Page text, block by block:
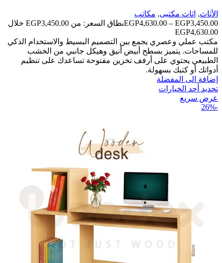
الأثاث, اثاث مكتبى, مكاتب
EGP3,450.00
–
EGP4,630.00
نطاق السعر: من ⁦EGP3,450.00⁩ خلال
مكتب عملي وعصري يجمع بين التصميم البسيط والاستخدام الذكي
للمساحات. يتميز بسطح أبيض أنيق وهيكل جانبي من الخشب
الطبيعي يحتوي على أرفف تخزين مفتوحة تساعدك على تنظيم
أدواتك أو كتبك بسهولة.
إضافة الى المفضلة
تحديد أحد الخيارات
عرض سريع
-26%